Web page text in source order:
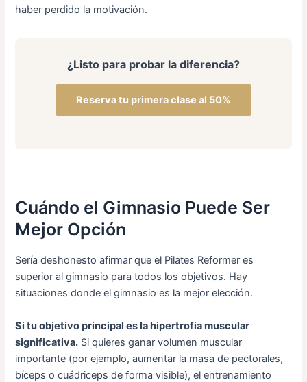
haber perdido la motivación.
¿Listo para probar la diferencia?
Reserva tu primera clase al 50%
Cuándo el Gimnasio Puede Ser
Mejor Opción
Sería deshonesto afirmar que el Pilates Reformer es
superior al gimnasio para todos los objetivos. Hay
situaciones donde el gimnasio es la mejor elección.
Si tu objetivo principal es la hipertrofia muscular
significativa. Si quieres ganar volumen muscular
importante (por ejemplo, aumentar la masa de pectorales,
bíceps o cuádriceps de forma visible), el entrenamiento